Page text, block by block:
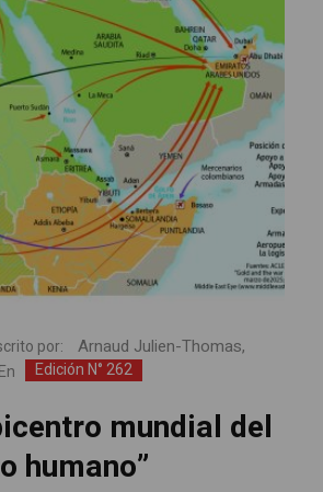
por:
Arnaud Julien-Thomas,
En Edición N° 262
mundial del
humano”